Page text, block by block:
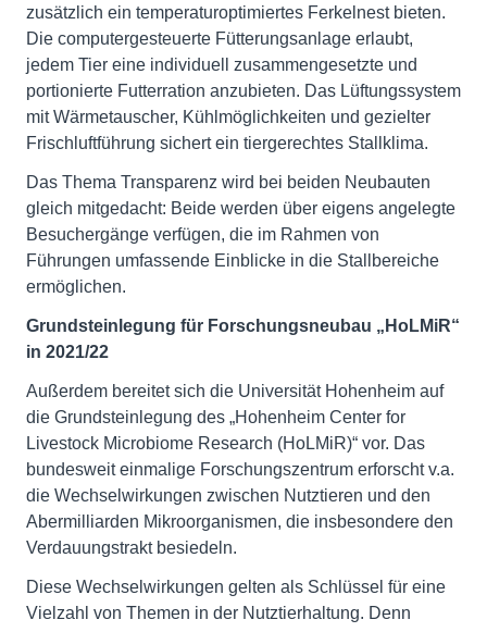
zusätzlich ein temperaturoptimiertes Ferkelnest bieten.
Die computergesteuerte Fütterungsanlage erlaubt,
jedem Tier eine individuell zusammengesetzte und
portionierte Futterration anzubieten. Das Lüftungssystem
mit Wärmetauscher, Kühlmöglichkeiten und gezielter
Frischluftführung sichert ein tiergerechtes Stallklima.
Das Thema Transparenz wird bei beiden Neubauten
gleich mitgedacht: Beide werden über eigens angelegte
Besuchergänge verfügen, die im Rahmen von
Führungen umfassende Einblicke in die Stallbereiche
ermöglichen.
Grundsteinlegung für Forschungsneubau „HoLMiR“
in 2021/22
Außerdem bereitet sich die Universität Hohenheim auf
die Grundsteinlegung des „Hohenheim Center for
Livestock Microbiome Research (HoLMiR)“ vor. Das
bundesweit einmalige Forschungszentrum erforscht v.a.
die Wechselwirkungen zwischen Nutztieren und den
Abermilliarden Mikroorganismen, die insbesondere den
Verdauungstrakt besiedeln.
Diese Wechselwirkungen gelten als Schlüssel für eine
Vielzahl von Themen in der Nutztierhaltung. Denn